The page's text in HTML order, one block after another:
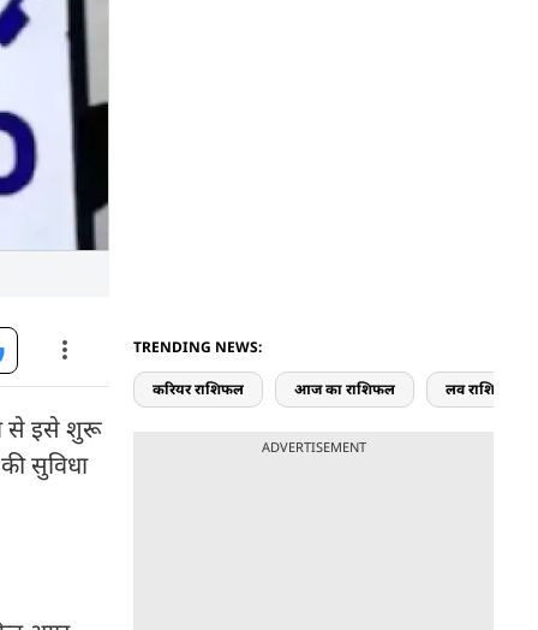
से इसे शुरू
सुविधा
TRENDING NEWS:
करियर राशिफल आज का राशिफल लव राशिफल
ADVERTISEMENT